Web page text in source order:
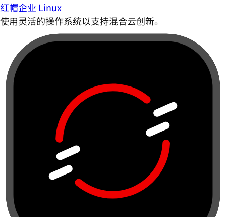
红帽企业 Linux
使用灵活的操作系统以支持混合云创新。